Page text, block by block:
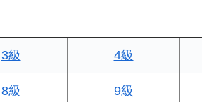
3級 4級
8級 9級